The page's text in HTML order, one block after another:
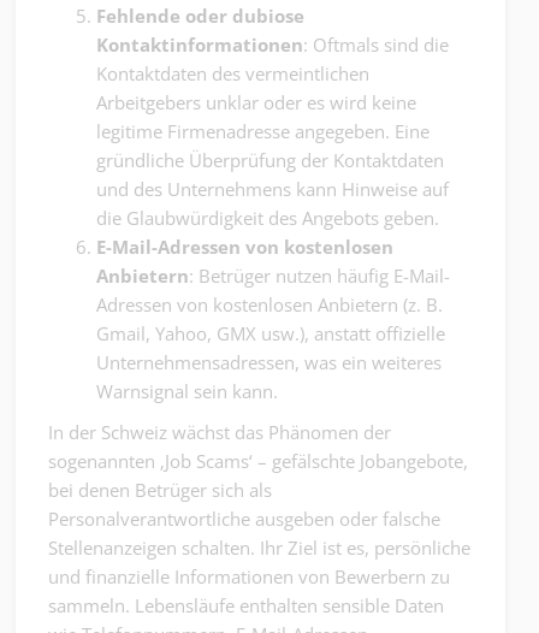
Fehlende oder dubiose
Kontaktinformationen: Oftmals sind die
Kontaktdaten des vermeintlichen
Arbeitgebers unklar oder es wird keine
legitime Firmenadresse angegeben. Eine
gründliche Überprüfung der Kontaktdaten
und des Unternehmens kann Hinweise auf
die Glaubwürdigkeit des Angebots geben.
E-Mail-Adressen von kostenlosen
Anbietern: Betrüger nutzen häufig E-Mail-
Adressen von kostenlosen Anbietern (z. B.
Gmail, Yahoo, GMX usw.), anstatt offizielle
Unternehmensadressen, was ein weiteres
Warnsignal sein kann.
In der Schweiz wächst das Phänomen der
sogenannten ‚Job Scams‘ – gefälschte Jobangebote,
bei denen Betrüger sich als
Personalverantwortliche ausgeben oder falsche
Stellenanzeigen schalten. Ihr Ziel ist es, persönliche
und finanzielle Informationen von Bewerbern zu
sammeln. Lebensläufe enthalten sensible Daten